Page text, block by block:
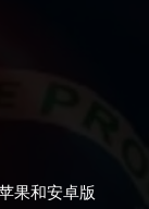
果和安卓版